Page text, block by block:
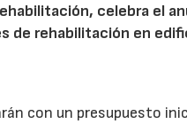
celebra el
de rehabilitación en
con un presupuesto